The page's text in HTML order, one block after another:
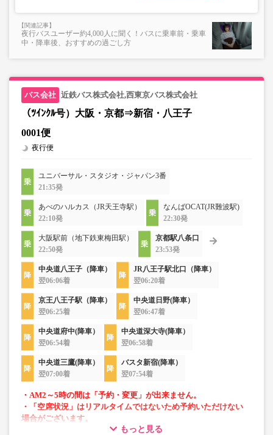
夜行バスユーザー約4,000人に聞く！バスに乗車前・乗車
中・降車後、おすすめの過ごし方
近鉄バス株式会社,西東京バス株式会社
（ﾂｲﾝｸﾙ号）大阪・京都⇒新宿・八王子
0001便
夜行便
ユニバーサル・スタジオ・ジャパン3番
21:35発
あべのハルカス（JR天王寺駅）
22:10発
なんばOCAT(JR難波駅)
22:30発
大阪駅前（地下鉄東梅田駅）
22:50発
京都駅八条口
23:53発
中央道八王子（降車）
翌06:06着
JR八王子駅北口（降車）
翌06:20着
京王八王子駅（降車）
翌06:25着
中央道日野(降車）
翌06:47着
中央道府中(降車）
翌06:54着
中央道深大寺(降車）
翌06:58着
中央道三鷹(降車）
翌07:00着
バスタ新宿(降車）
翌07:54着
・AM2～5時の間は「予約・変更」が出来ません。
・「空席状況」はリアルタイムではないため予約いただけない
場合がございます。
・車両は予告なく変更となる場合がございます。これに伴い、
もっと見る